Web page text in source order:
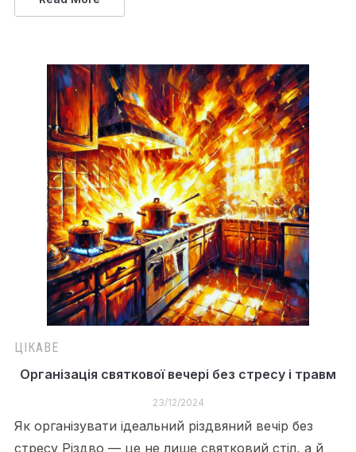
ЦІКАВЕ
Організація святкової вечері без стресу і травм
23/12/2024
Як організувати ідеальний різдвяний вечір без
стресу Різдво — це не лише святковий стіл, а й